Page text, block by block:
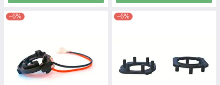
–6% –6%